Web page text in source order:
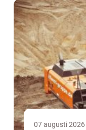
07 augusti 2026